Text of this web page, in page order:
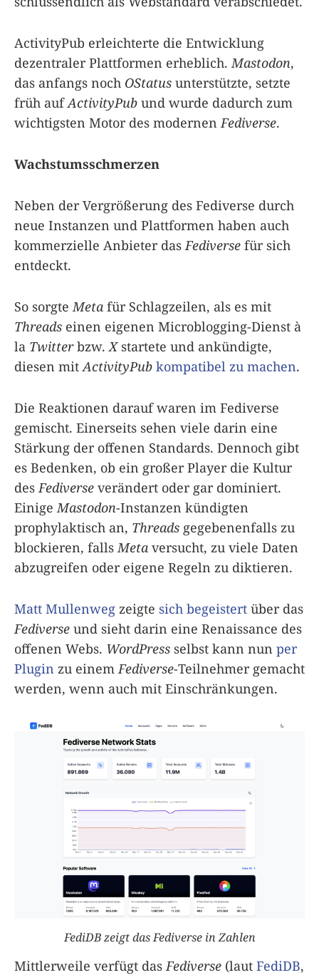
ActivityPub erleichterte die Entwicklung
dezentraler Plattformen erheblich. Mastodon,
das anfangs noch OStatus unterstützte, setzte
früh aufActivityPub und wurde dadurch zum
wichtigsten Motor des modernen Fediverse.
Wachstumsschmerzen
Neben der Vergrößerung des Fediverse durch
neue Instanzen und Plattformen haben auch
kommerzielle Anbieter das Fediverse für sich
entdeckt.
So sorgte Meta für Schlagzeilen, als es mit
Threads einen eigenen Microblogging-Dienst à
la Twitterbzw. Xstartete und ankündigte,
diesen mit ActivityPub kompatibel zu machen.
Die Reaktionen darauf waren im Fediverse
gemischt. Einerseits sehen viele darin eine
Stärkung der offenen Standards. Dennoch gibt
es Bedenken, ob ein großer Player die Kultur
des Fediverse verändert oder gar dominiert.
Einige Mastodon-Instanzen kündigten
prophylaktisch an, Threads gegebenenfalls zu
blockieren, falls Meta versucht, zu viele Daten
abzugreifen oder eigene Regeln zu diktieren.
Matt Mullenweg zeigte sich begeistert über das
Fediverse und sieht darin eine Renaissance des
offenen Webs. WordPress selbst kann nun per
Plugin zu einem Fediverse-Teilnehmer gemacht
werden, wenn auch mit Einschränkungen.
FediDB zeigt das Fediverse in Zahlen
Mittlerweile verfügt das Fediverse (laut FediDB,